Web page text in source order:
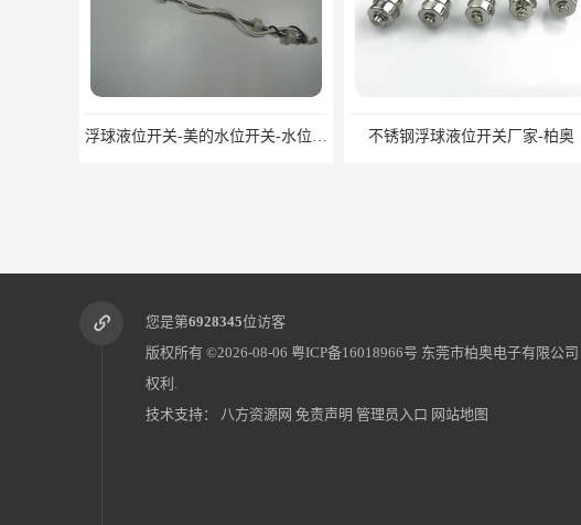
浮球液位开关-美的水位开关-水位计定制-柏奥 不锈钢浮球液位开关厂家-柏奥
您是第6928345位访客
版权所有 ©2026-08-06 粤ICP备16018966号 东莞市柏奥电子有限公司
权利.
技术支持： 八方资源网 免责声明 管理员入口 网站地图